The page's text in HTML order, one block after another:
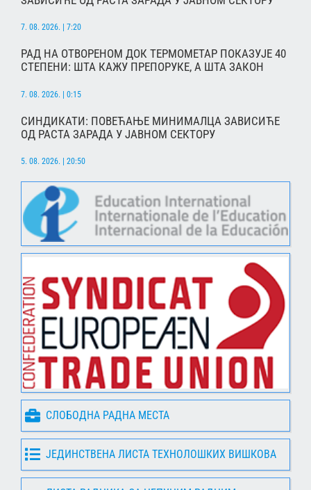
7. 08. 2026. | 7:20
РАД НА ОТВОРЕНОМ ДОК ТЕРМОМЕТАР ПОКАЗУЈЕ 40
СТЕПЕНИ: ШТА КАЖУ ПРЕПОРУКЕ, А ШТА ЗАКОН
7. 08. 2026. | 0:15
СИНДИКАТИ: ПОВЕЋАЊЕ МИНИМАЛЦА ЗАВИСИЋЕ
ОД РАСТА ЗАРАДА У ЈАВНОМ СЕКТОРУ
5. 08. 2026. | 20:50
СЛОБОДНА РАДНА МЕСТА
ЈЕДИНСТВЕНА ЛИСТА ТЕХНОЛОШКИХ ВИШКОВА